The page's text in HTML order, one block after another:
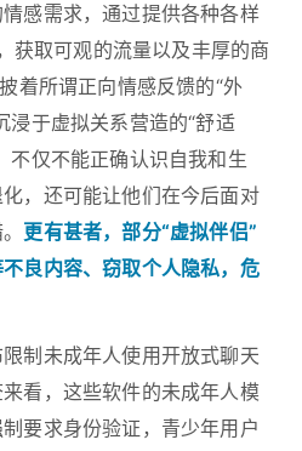
感需求，通过提供各种各样
获取可观的流量以及丰厚的商
着所谓正向情感反馈的“外
浸于虚拟关系营造的“舒适
不仅不能正确认识自我和生
，还可能让他们在今后面对
更有甚者，部分“虚拟伴侣”
良内容、窃取个人隐私，危
制未成年人使用开放式聊天
看，这些软件的未成年人模
要求身份验证，青少年用户